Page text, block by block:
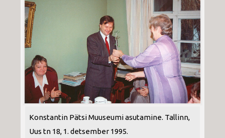
Konstantin Pätsi Muuseumi asutamine. Tallinn,
Uus tn 18, 1. detsember 1995.